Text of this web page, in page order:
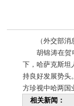
（外交部消息
胡锦涛在贺电
下，哈萨克斯坦
持良好发展势头
方珍视中哈两国
相关新闻：